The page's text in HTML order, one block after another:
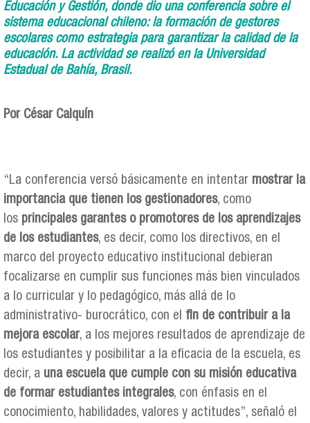
Educación y Gestión, donde dio una conferencia sobre el
sistema educacional chileno: la formación de gestores
escolares como estrategia para garantizar la calidad de la
educación. La actividad se realizó en la Universidad
Estadual de Bahía, Brasil.
Por César Calquín
“La conferencia versó básicamente en intentar mostrar la
importancia que tienen los gestionadores, como
los principales garantes o promotores de los aprendizajes
de los estudiantes, es decir, como los directivos, en el
marco del proyecto educativo institucional debieran
focalizarse en cumplir sus funciones más bien vinculados
a lo curricular y lo pedagógico, más allá de lo
administrativo- burocrático, con el fin de contribuir a la
mejora escolar, a los mejores resultados de aprendizaje de
los estudiantes y posibilitar a la eficacia de la escuela, es
decir, a una escuela que cumple con su misión educativa
de formar estudiantes integrales, con énfasis en el
conocimiento, habilidades, valores y actitudes”, señaló el